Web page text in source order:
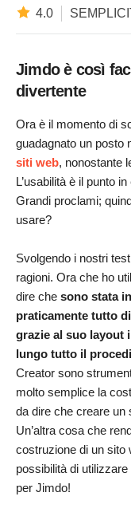
4.0
Jimdo è così
divertente
Ora è il momento di
guadagnato un posto
siti web, nonostante
L’usabilità è il punto
Grandi proclami;
usare?
Svolgendo i nostri
ragioni. Ora che ho
dire che sono stata
praticamente tutto
grazie al suo layout
lungo tutto il
Creator sono
molto semplice la
da dire che creare un
Un’altra cosa che
costruzione di un sito
possibilità di utilizzare
per Jimdo!